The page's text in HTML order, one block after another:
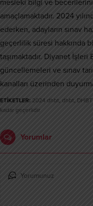
mesleki bilgi ve
amaçlamaktadır. 2024
ederken, adayların sınav
geçerlilik süresi hakkında
taşımaktadır. Diyanet İşleri
güncellemeleri ve sınav
kanalları üzerinden
ETİKETLER: 2024 dhbt dhbt DHBT
kadar geçerlidir
Yorumlar